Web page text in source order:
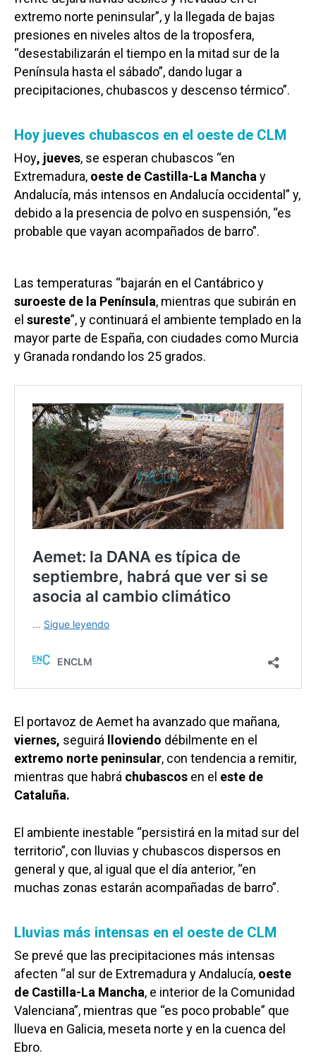
extremo norte peninsular”, y la llegada de bajas
presiones en niveles altos de la troposfera,
“desestabilizarán el tiempo en la mitad sur de la
Península hasta el sábado”, dando lugar a
precipitaciones, chubascos y descenso térmico”.
Hoy jueves chubascos en el oeste de CLM
Hoy, jueves, se esperan chubascos “en
Extremadura, oeste de Castilla-La Mancha y
Andalucía, más intensos en Andalucía occidental” y,
debido a la presencia de polvo en suspensión, “es
probable que vayan acompañados de barro”.
Las temperaturas “bajarán en el Cantábrico y
suroeste de la Península, mientras que subirán en
el sureste”, y continuará el ambiente templado en la
mayor parte de España, con ciudades como Murcia
y Granada rondando los 25 grados.
El portavoz de Aemet ha avanzado que mañana,
viernes, seguirá lloviendo débilmente en el
extremo norte peninsular, con tendencia a remitir,
mientras que habrá chubascos en el este de
Cataluña.
El ambiente inestable “persistirá en la mitad sur del
territorio”, con lluvias y chubascos dispersos en
general y que, al igual que el día anterior, “en
muchas zonas estarán acompañadas de barro”.
Lluvias más intensas en el oeste de CLM
Se prevé que las precipitaciones más intensas
afecten “al sur de Extremadura y Andalucía, oeste
de Castilla-La Mancha, e interior de la Comunidad
Valenciana”, mientras que “es poco probable” que
llueva en Galicia, meseta norte y en la cuenca del
Ebro.